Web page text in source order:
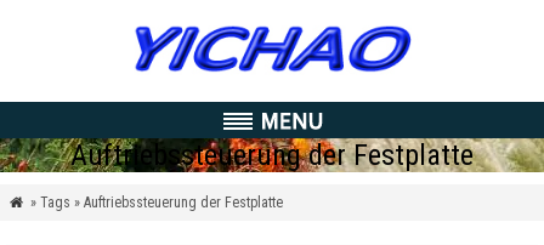
Auftriebssteuerung der Festplatte
 » Tags » Auftriebssteuerung der Festplatte